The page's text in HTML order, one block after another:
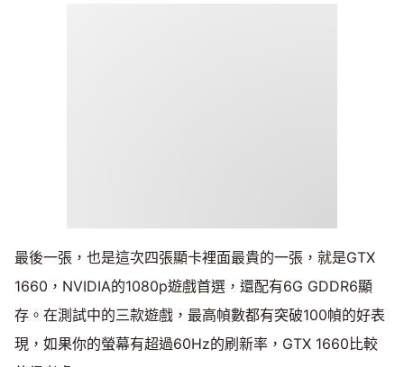
最後一張，也是這次四張顯卡裡面最貴的一張，就是GTX
1660，NVIDIA的1080p遊戲首選，還配有6G GDDR6顯
存。在測試中的三款遊戲，最高幀數都有突破100幀的好表
現，如果你的螢幕有超過60Hz的刷新率，GTX 1660比較